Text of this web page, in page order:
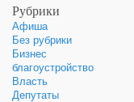
Рубрики
Афиша
Без рубрики
Бизнес
благоустройство
Власть
Депутаты